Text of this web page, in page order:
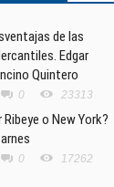
de las
Edgar
Quintero
0 23313
o New York?
0 17262